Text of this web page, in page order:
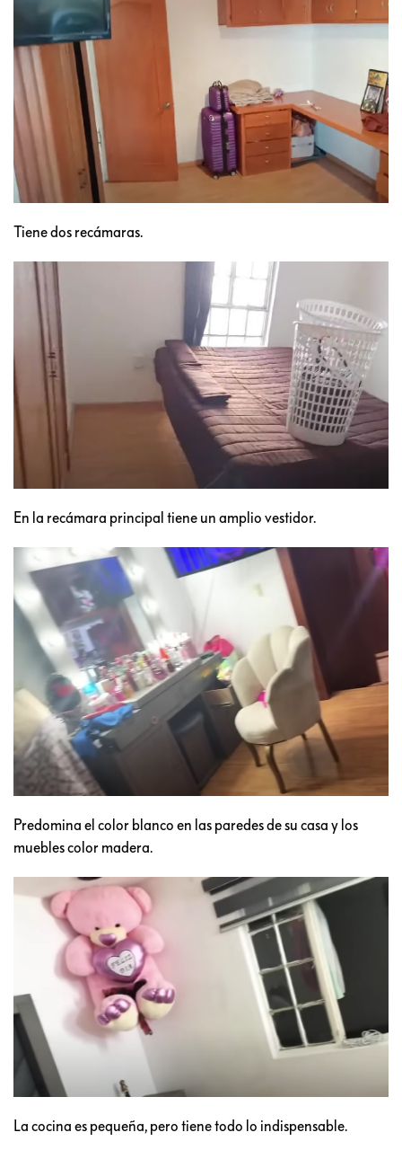
Tiene dos recámaras.
En la recámara principal tiene un amplio vestidor.
Predomina el color blanco en las paredes de su casa y los
muebles color madera.
La cocina es pequeña, pero tiene todo lo indispensable.